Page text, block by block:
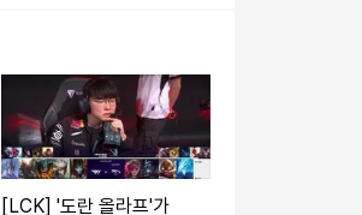
[LCK] '도란 올라프'가